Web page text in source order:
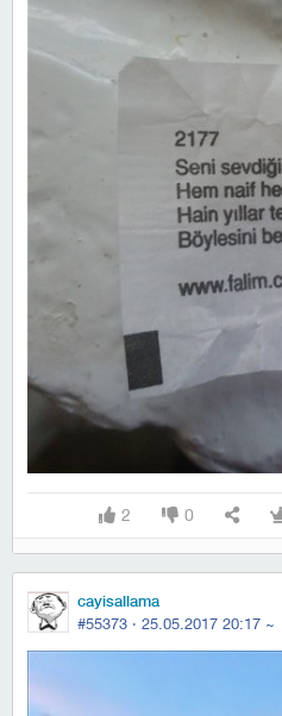
2 0
cayisallama
#55373 · 25.05.2017 20:17 ~